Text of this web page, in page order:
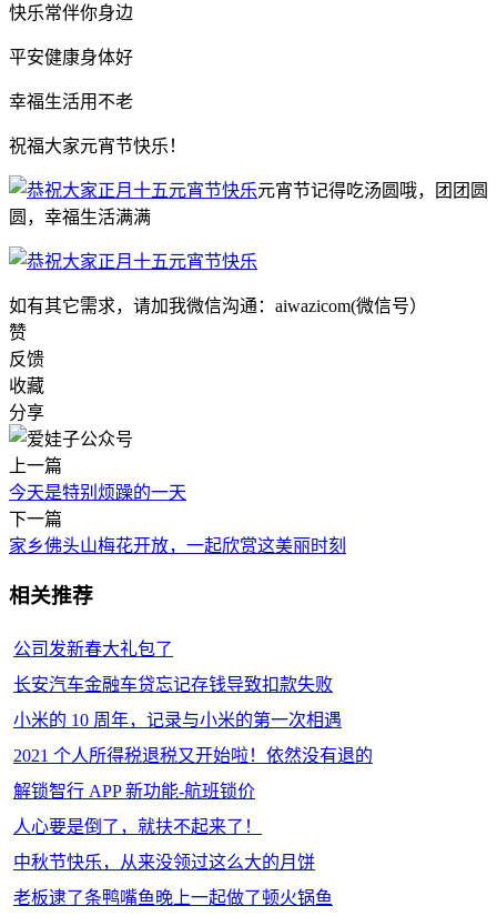
快乐常伴你身边
平安健康身体好
幸福生活用不老
祝福大家元宵节快乐！
元宵节记得吃汤圆哦，团团圆
圆，幸福生活满满
如有其它需求，请加我微信沟通：aiwazicom(微信号）
赞
反馈
收藏
分享
上一篇
今天是特别烦躁的一天
下一篇
家乡佛头山梅花开放，一起欣赏这美丽时刻
相关推荐
公司发新春大礼包了
长安汽车金融车贷忘记存钱导致扣款失败
小米的 10 周年，记录与小米的第一次相遇
2021 个人所得税退税又开始啦！依然没有退的
解锁智行 APP 新功能-航班锁价
人心要是倒了，就扶不起来了！
中秋节快乐，从来没领过这么大的月饼
老板逮了条鸭嘴鱼晚上一起做了顿火锅鱼